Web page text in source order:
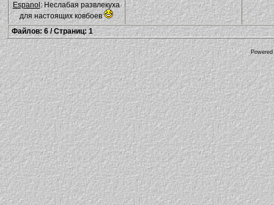
Espanol : Неслабая развлекуха
для настоящих ковбоев
Файлов: 6 / Страниц: 1